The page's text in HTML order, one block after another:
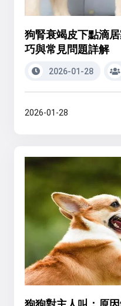
狗腎衰竭皮下點滴
巧與常見問題詳解
2026-01-28
2026-01-28